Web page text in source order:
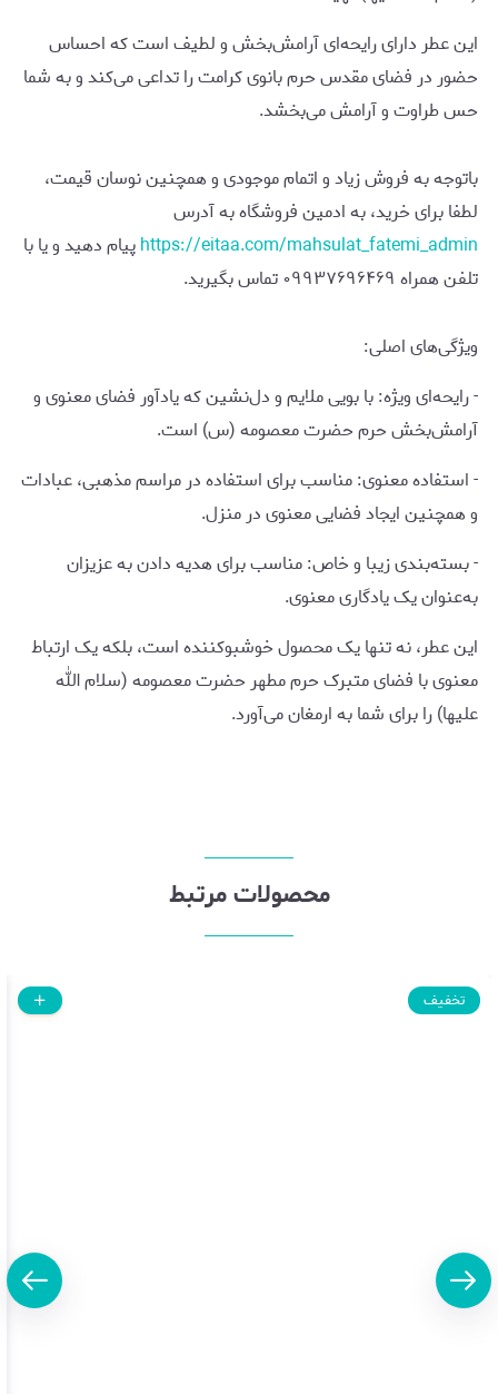
این عطر دارای رایحه‌ای آرامش‌بخش و لطیف است که احساس
حضور در فضای مقدس حرم بانوی کرامت را تداعی می‌کند و به شما
حس طراوت و آرامش می‌بخشد.
باتوجه به فروش زیاد و اتمام موجودی و همچنین نوسان قیمت،
لطفا برای خرید، به ادمین فروشگاه به آدرس
https://eitaa.com/mahsulat_fatemi_adminپیام دهید و یا با
تلفن همراه ۰۹۹۳۷۶۹۶۴۶۹ تماس بگیرید.
ویژگی‌های اصلی:
- رایحه‌ای ویژه: با بویی ملایم و دل‌نشین که یادآور فضای معنوی و
آرامش‌بخش حرم حضرت معصومه (س) است.
- استفاده معنوی: مناسب برای استفاده در مراسم مذهبی، عبادات
و همچنین ایجاد فضایی معنوی در منزل.
- بسته‌بندی زیبا و خاص: مناسب برای هدیه دادن به عزیزان
به‌عنوان یک یادگاری معنوی.
این عطر، نه تنها یک محصول خوشبوکننده است، بلکه یک ارتباط
معنوی با فضای متبرک حرم مطهر حضرت معصومه (سلام الله
علیها) را برای شما به ارمغان می‌آورد.
محصولات مرتبط
تخفیف